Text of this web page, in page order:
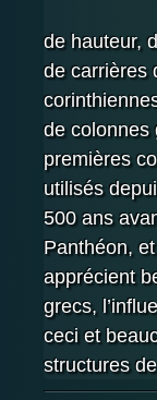
de hauteur,
de carrières
de colonnes
premières
utilisés
500 ans
Panthéon,
apprécient
grecs,
ceci et
structures